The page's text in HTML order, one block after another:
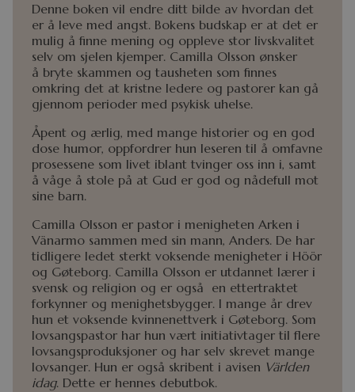
Denne boken vil endre ditt bilde av hvordan det
er å leve med angst. Bokens budskap er at det er
mulig å finne mening og oppleve stor livskvalitet
selv om sjelen kjemper. Camilla Olsson ønsker
å bryte skammen og tausheten som finnes
omkring det at kristne ledere og pastorer kan gå
gjennom perioder med psykisk uhelse.
Åpent og ærlig, med mange historier og en god
dose humor, oppfordrer hun leseren til å omfavne
prosessene som livet iblant tvinger oss inn i, samt
å våge å stole på at Gud er god og nådefull mot
sine barn.
Camilla Olsson er pastor i menigheten Arken i
Vänarmo sammen med sin mann, Anders. De har
tidligere ledet sterkt voksende menigheter i Höör
og Gøteborg. Camilla Olsson er utdannet lærer i
svensk og religion og er også en ettertraktet
forkynner og menighetsbygger. I mange år drev
hun et voksende kvinnenettverk i Gøteborg. Som
lovsangspastor har hun vært initiativtager til flere
lovsangsproduksjoner og har selv skrevet mange
lovsanger. Hun er også skribent i avisen Världen
idag. Dette er hennes debutbok.